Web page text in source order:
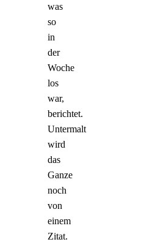
was
so
in
der
Woche
los
war,
berichtet.
Untermalt
wird
das
Ganze
noch
von
einem
Zitat.